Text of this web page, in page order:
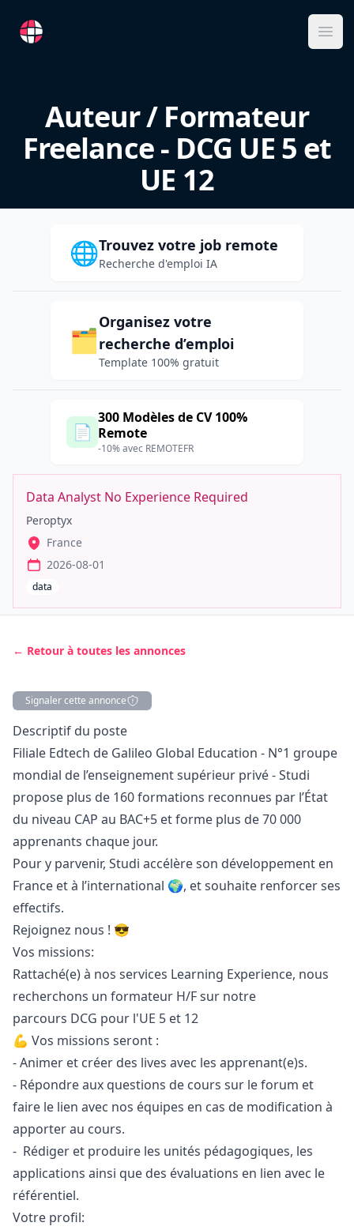
RemoteFR
Auteur / Formateur
Freelance - DCG UE 5 et
UE 12
🌐Trouvez votre job remote
Recherche d'emploi IA
🗂️
Organisez votre
recherche d’emploi
Template 100% gratuit
📄
300 Modèles de CV 100%
Remote
-10% avec REMOTEFR
Data Analyst No Experience Required
Peroptyx
France
2026-08-01
data
← Retour à toutes les annonces
Signaler cette annonce
Description
Descriptif du poste
Filiale Edtech de Galileo Global Education - N°1 groupe
mondial de l’enseignement supérieur privé - Studi
propose plus de 160 formations reconnues par l’État
du niveau CAP au BAC+5 et forme plus de 70 000
apprenants chaque jour.
Pour y parvenir, Studi accélère son développement en
France et à l’international 🌍, et souhaite renforcer ses
effectifs.
Rejoignez nous ! 😎
Vos missions:
Rattaché(e) à nos services Learning Experience, nous
recherchons un formateur H/F sur notre
parcours DCG pour l'UE 5 et 12
💪 Vos missions seront :
- Animer et créer des lives avec les apprenant(e)s.
- Répondre aux questions de cours sur le forum et
faire le lien avec nos équipes en cas de modification à
apporter au cours.
- Rédiger et produire les unités pédagogiques, les
applications ainsi que des évaluations en lien avec le
référentiel.
Votre profil: